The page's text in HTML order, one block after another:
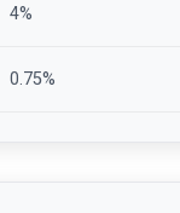
4%
0.75%